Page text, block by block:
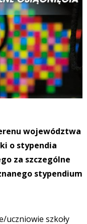
województwa
o stypendia
za szczególne
stypendium
uczniowie szkoły